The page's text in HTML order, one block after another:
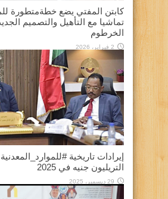
كابتن المفتي يضع خطةمتطورة
تماشيا مع التأهيل والتصميم
الخرطوم
2 فبراير، 2026
إيرادات تاريخية
التريليون جنيه في 2025
29 ديسمبر، 2025